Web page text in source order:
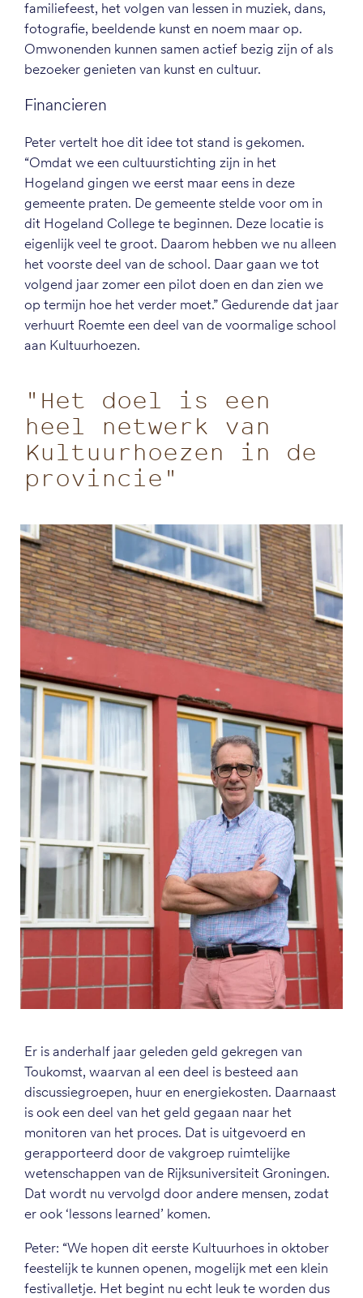
familiefeest, het volgen van lessen in muziek, dans,
fotografie, beeldende kunst en noem maar op.
Omwonenden kunnen samen actief bezig zijn of als
bezoeker genieten van kunst en cultuur.
Financieren
Peter vertelt hoe dit idee tot stand is gekomen.
“Omdat we een cultuurstichting zijn in het
Hogeland gingen we eerst maar eens in deze
gemeente praten. De gemeente stelde voor om in
dit Hogeland College te beginnen. Deze locatie is
eigenlijk veel te groot. Daarom hebben we nu alleen
het voorste deel van de school. Daar gaan we tot
volgend jaar zomer een pilot doen en dan zien we
op termijn hoe het verder moet.” Gedurende dat jaar
verhuurt Roemte een deel van de voormalige school
aan Kultuurhoezen.
"Het doel is een
heel netwerk van
Kultuurhoezen in de
provincie"
Er is anderhalf jaar geleden geld gekregen van
Toukomst, waarvan al een deel is besteed aan
discussiegroepen, huur en energiekosten. Daarnaast
is ook een deel van het geld gegaan naar het
monitoren van het proces. Dat is uitgevoerd en
gerapporteerd door de vakgroep ruimtelijke
wetenschappen van de Rijksuniversiteit Groningen.
Dat wordt nu vervolgd door andere mensen, zodat
er ook ‘lessons learned’ komen.
Peter: “We hopen dit eerste Kultuurhoes in oktober
feestelijk te kunnen openen, mogelijk met een klein
festivalletje. Het begint nu echt leuk te worden dus